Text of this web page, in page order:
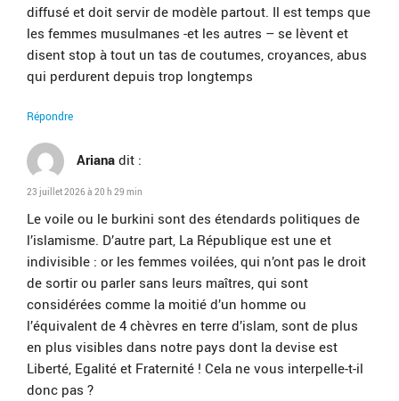
diffusé et doit servir de modèle partout. Il est temps que
les femmes musulmanes -et les autres – se lèvent et
disent stop à tout un tas de coutumes, croyances, abus
qui perdurent depuis trop longtemps
Répondre
Ariana dit :
23 juillet 2026 à 20 h 29 min
Le voile ou le burkini sont des étendards politiques de
l’islamisme. D’autre part, La République est une et
indivisible : or les femmes voilées, qui n’ont pas le droit
de sortir ou parler sans leurs maîtres, qui sont
considérées comme la moitié d’un homme ou
l’équivalent de 4 chèvres en terre d’islam, sont de plus
en plus visibles dans notre pays dont la devise est
Liberté, Egalité et Fraternité ! Cela ne vous interpelle-t-il
donc pas ?